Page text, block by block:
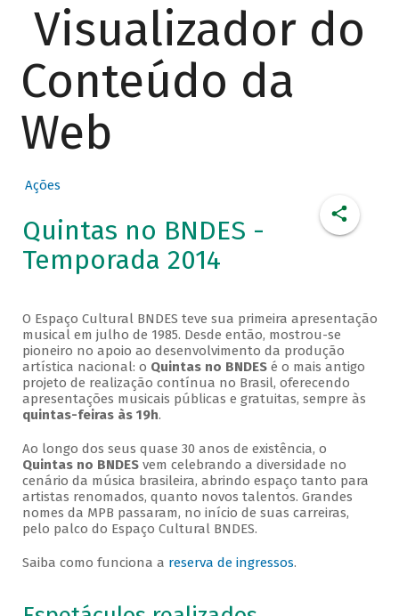
Visualizador do
Conteúdo da
Web
Ações
Quintas no BNDES -
Temporada 2014
O Espaço Cultural BNDES teve sua primeira apresentação
musical em julho de 1985. Desde então, mostrou-se
pioneiro no apoio ao desenvolvimento da produção
artística nacional: o Quintas no BNDESé o mais antigo
projeto de realização contínua no Brasil, oferecendo
apresentações musicais públicas e gratuitas, sempre às
quintas-feiras às 19h.
Ao longo dos seus quase 30 anos de existência, o
Quintas no BNDESvem celebrando a diversidade no
cenário da música brasileira, abrindo espaço tanto para
artistas renomados, quanto novos talentos. Grandes
nomes da MPB passaram, no início de suas carreiras,
pelo palco do Espaço Cultural BNDES.
Saiba como funciona a reserva de ingressos.